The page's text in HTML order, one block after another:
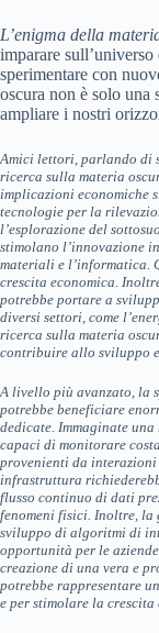
L’enigma della
imparare
sperimentare con
oscura non è solo una
ampliare i nostri
Amici lettori, parlando di
ricerca sulla materia
implicazioni economiche
tecnologie per la
l’esplorazione del
stimolano l’innovazione
materiali e l’informatica.
crescita economica.
potrebbe portare a
diversi settori, come
ricerca sulla materia
contribuire allo sviluppo
A livello più avanzato, la
potrebbe beneficiare
dedicate. Immaginate
capaci di monitorare
provenienti da
infrastruttura
flusso continuo di dati
fenomeni fisici. Inoltre, la
sviluppo di algoritmi di
opportunità per le
creazione di una vera e
potrebbe rappresentare
e per stimolare la crescita